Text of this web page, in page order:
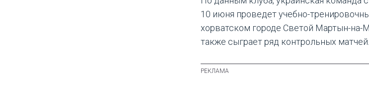
10 июня проведет учебно-
хорватском городе Светой Мартын-на-
также сыграет ряд контрольных матчей.